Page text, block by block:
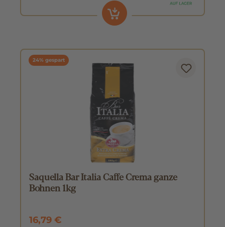
24% gespart
Saquella Bar Italia Caffe Crema ganze
Bohnen 1kg
16,79 €